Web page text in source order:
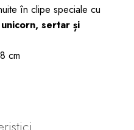
în clipe speciale cu
sertar și
cm